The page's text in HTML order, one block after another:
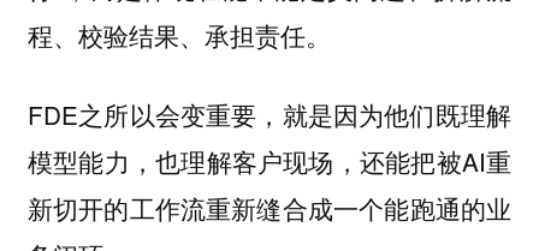
程、校验结果、承担责任。
FDE之所以会变重要，就是因为他们既理解
模型能力，也理解客户现场，还能把被AI重
新切开的工作流重新缝合成一个能跑通的业